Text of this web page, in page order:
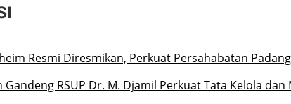
Resmi Diresmikan, Perkuat Persahabatan
Gandeng RSUP Dr. M. Djamil Perkuat Tata Kelola